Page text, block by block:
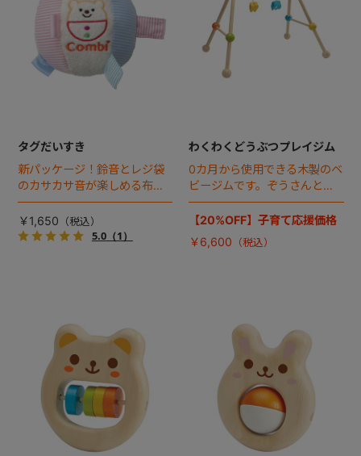
タグだいすき
新パッケージ！鈴音とレジ袋
のカサカサ音が楽しめる布製
トイ。
￥1,650
5.0（1）
わくわくどうぶつプレイジム
0カ月から使用できる木製のベ
ビージムです。ぞうさんとら
くださんの下飾りは赤ちゃん
の好奇心を刺激し、取り外し
【20%OFF】子育て応援価格
￥6,600